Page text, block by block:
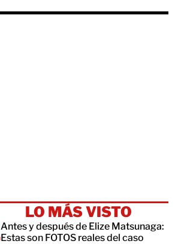
LO MÁS VISTO
Antes y después de Elize Matsunaga:
Estas son FOTOS reales del caso